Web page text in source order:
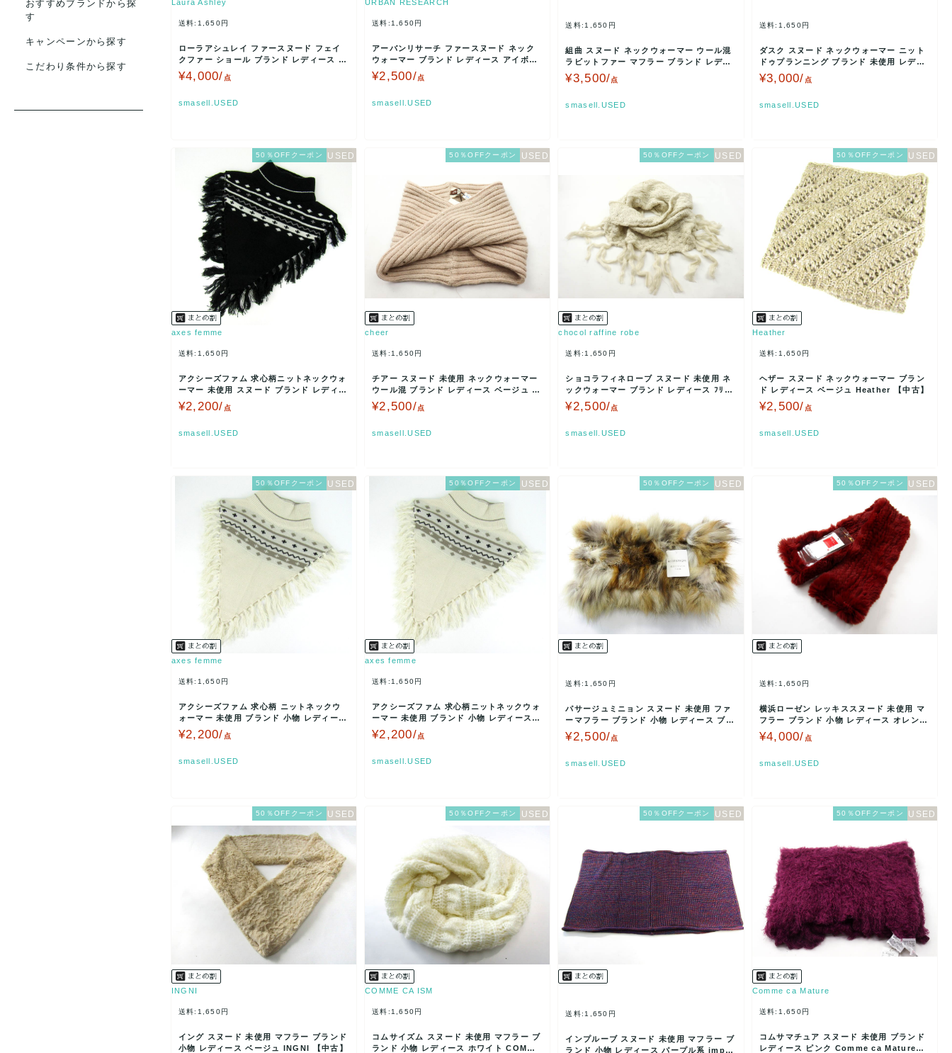
おすすめブランドから探
す
キャンペーンから探す
こだわり条件から探す
Laura Ashley
送料:1,650円
ローラアシュレイ ファースヌード フェイ
クファー ショール ブランド レディース グ
レー Laura…
¥4,000/ 点
smasell.USED
URBAN RESEARCH
送料:1,650円
アーバンリサーチ ファースヌード ネック
ウォーマー ブランド レディース アイボリ
ー URBAN R…
¥2,500/点
smasell.USED
送料:1,650円
組曲 スヌード ネックウォーマー ウール混
ラビットファー マフラー ブランド レディ
ース グレー …
¥3,500/点
smasell.USED
送料:1,650円
ダスク スヌード ネックウォーマー ニット
ドゥプランニング ブランド 未使用 レディ
ース グレー …
¥3,000/ 点
smasell.USED
50％OFFクーポン
axes femme
送料:1,650円
アクシーズファム 求心柄ニットネックウォ
ーマー 未使用 スヌード ブランド レディー
ス ブラック a…
¥2,200/ 点
smasell.USED
50％OFFクーポン
cheer
送料:1,650円
チアー スヌード 未使用 ネックウォーマー
ウール混 ブランド レディース ベージュ c
heer 【…
¥2,500/点
smasell.USED
50％OFFクーポン
chocol raffine robe
送料:1,650円
ショコラフィネローブ スヌード 未使用 ネ
ックウォーマー ブランド レディース ﾌﾘｰ
サイズ アイボ…
¥2,500/点
smasell.USED
50％OFFクーポン
Heather
送料:1,650円
ヘザー スヌード ネックウォーマー ブラン
ド レディース ベージュ Heather 【中古】
¥2,500/ 点
smasell.USED
50％OFFクーポン
axes femme
送料:1,650円
アクシーズファム 求心柄 ニットネックウ
ォーマー 未使用 ブランド 小物 レディース
キナリ axe…
¥2,200/ 点
smasell.USED
50％OFFクーポン
axes femme
送料:1,650円
アクシーズファム 求心柄ニットネックウォ
ーマー 未使用 ブランド 小物 レディース
キナリ axes…
¥2,200/点
smasell.USED
50％OFFクーポン
送料:1,650円
パサージュミニョン スヌード 未使用 ファ
ーマフラー ブランド 小物 レディース ブラ
ウン系 pas…
¥2,500/点
smasell.USED
50％OFFクーポン
送料:1,650円
横浜ローゼン レッキススヌード 未使用 マ
フラー ブランド 小物 レディース オレンジ
系 YOKOH…
¥4,000/ 点
smasell.USED
50％OFFクーポン
INGNI
送料:1,650円
イング スヌード 未使用 マフラー ブランド
小物 レディース ベージュ INGNI 【中古】
50％OFFクーポン
COMME CA ISM
送料:1,650円
コムサイズム スヌード 未使用 マフラー ブ
ランド 小物 レディース ホワイト COMME
50％OFFクーポン
送料:1,650円
インプルーブ スヌード 未使用 マフラー ブ
ランド 小物 レディース パープル系 impro
50％OFFクーポン
Comme ca Mature
送料:1,650円
コムサマチュア スヌード 未使用 ブランド
レディース ピンク Comme ca Mature